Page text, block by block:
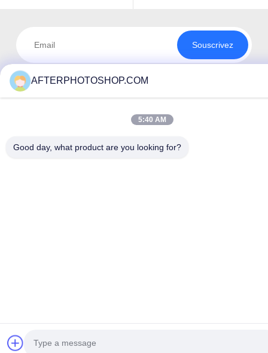
Souscrivez
AFTERPHOTOSHOP.COM
5:40 AM
Good day, what product are you looking for?